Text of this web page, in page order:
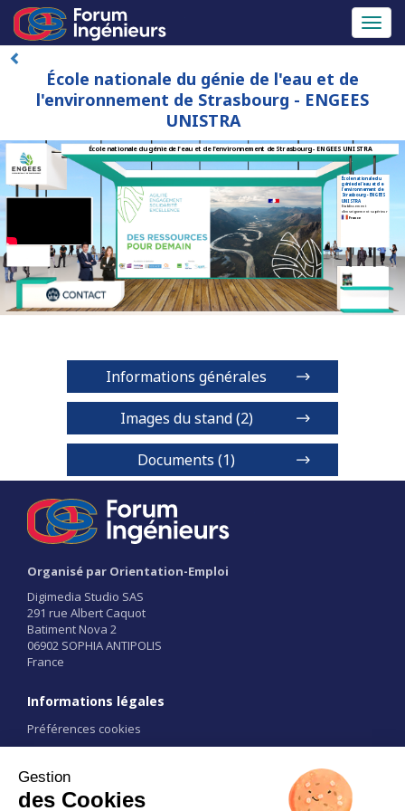
École nationale du génie de l'eau et de
l'environnement de Strasbourg - ENGEES
UNISTRA
École nationale du génie de l'eau et de l'environnement de Strasbourg - ENGEES UNISTRA
École nationale du
génie de l'eau et de
l'environnement de
Strasbourg - ENGEES
UNISTRA
Etablissement
d'enseignement supérieur
France
Informations générales
Images du stand (2)
1 / 2
Documents (1)
Organisé par Orientation-Emploi
Digimedia Studio SAS
291 rue Albert Caquot
Batiment Nova 2
06902 SOPHIA ANTIPOLIS
France
Informations légales
Préférences cookies
CGU